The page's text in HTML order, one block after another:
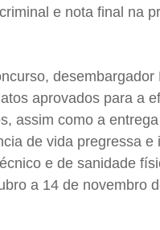
e nota final na
desembargador
aprovados para a
assim como a
de vida pregressa e
e de sanidade
a 14 de novembro